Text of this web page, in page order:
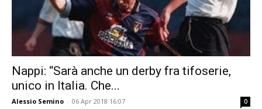
Nappi: “Sarà anche un derby fra tifoserie,
unico in Italia. Che...
Alessio Semino - 06 Apr 2018 16:07 0